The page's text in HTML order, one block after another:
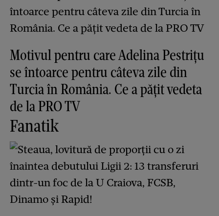
Motivul pentru care Adelina Pestrițu
se întoarce pentru câteva zile din
Turcia în România. Ce a pățit vedeta
de la PRO TV
Fanatik